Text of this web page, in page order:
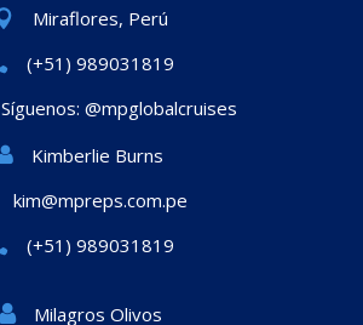
Miraflores, Perú
(+51) 989031819
Síguenos: @mpglobalcruises
Kimberlie Burns
kim@mpreps.com.pe
(+51) 989031819
Milagros Olivos